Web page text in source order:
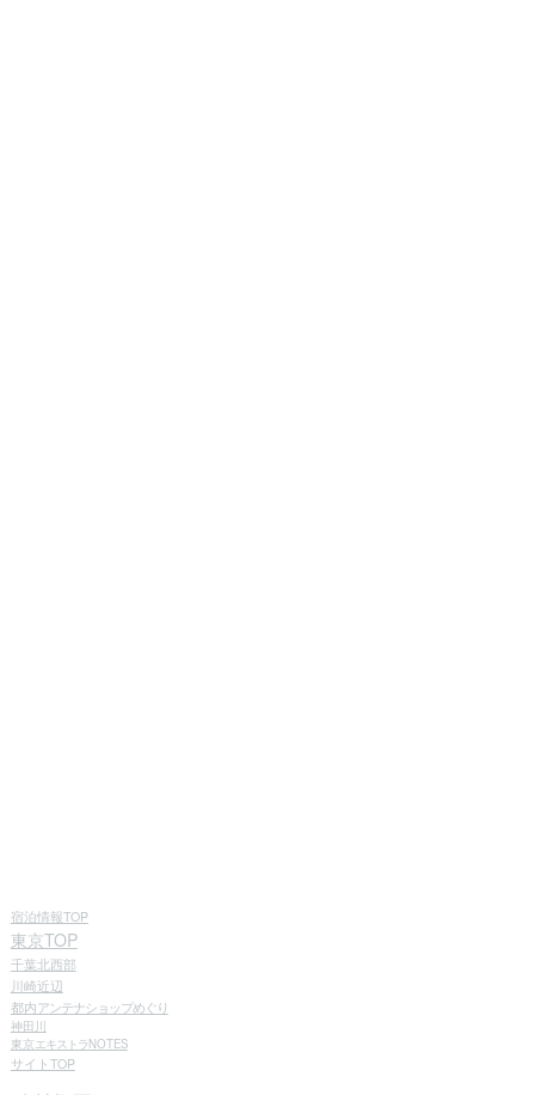
宿泊情報TOP
東京TOP
千葉北西部
川崎近辺
都内アンテナショップめぐり
神田川
東京エキストラNOTES
サイトTOP